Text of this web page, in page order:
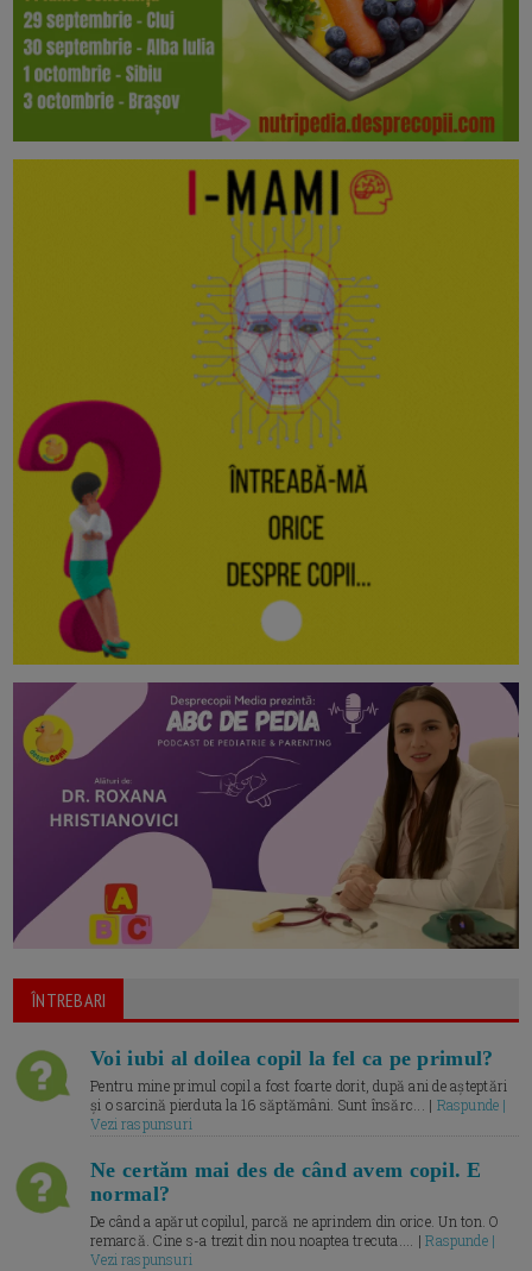
ÎNTREBARI
Voi iubi al doilea copil la fel ca pe primul?
Pentru mine primul copil a fost foarte dorit, după ani de așteptări
și o sarcină pierduta la 16 săptămâni. Sunt însărc... | Raspunde |
Vezi raspunsuri
Ne certăm mai des de când avem copil. E
normal?
De când a apărut copilul, parcă ne aprindem din orice. Un ton. O
remarcă. Cine s-a trezit din nou noaptea trecuta.... |Raspunde |
Vezi raspunsuri